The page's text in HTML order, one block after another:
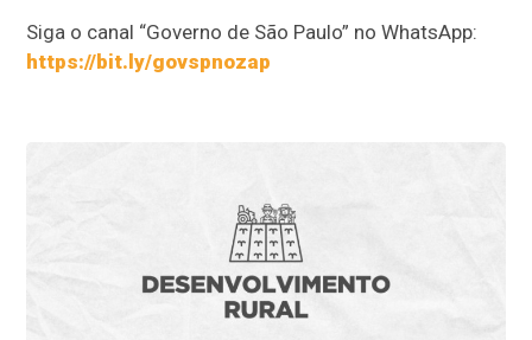
Siga o canal “Governo de São Paulo” no WhatsApp:
https://bit.ly/govspnozap